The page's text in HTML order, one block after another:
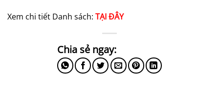
Xem chi tiết Danh sách: TẠI ĐÂY